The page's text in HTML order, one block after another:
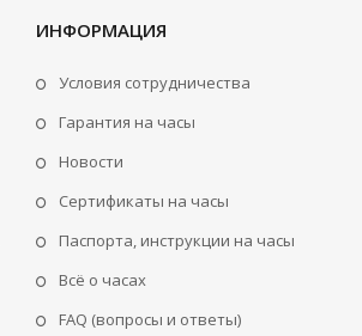
ИНФОРМАЦИЯ
Условия сотрудничества
Гарантия на часы
Новости
Сертификаты на часы
Паспорта, инструкции на часы
Всё о часах
FAQ (вопросы и ответы)